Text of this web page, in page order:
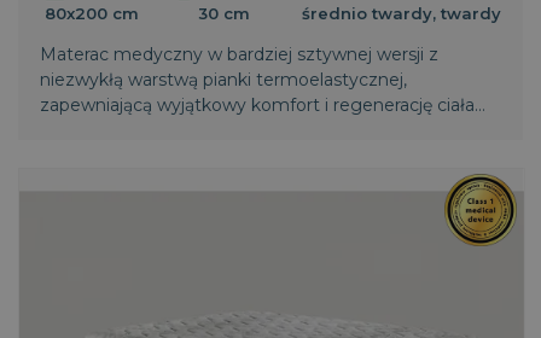
80x200 cm 30 cm średnio twardy, twardy
Materac medyczny w bardziej sztywnej wersji z
niezwykłą warstwą pianki termoelastycznej,
zapewniającą wyjątkowy komfort i regenerację ciała